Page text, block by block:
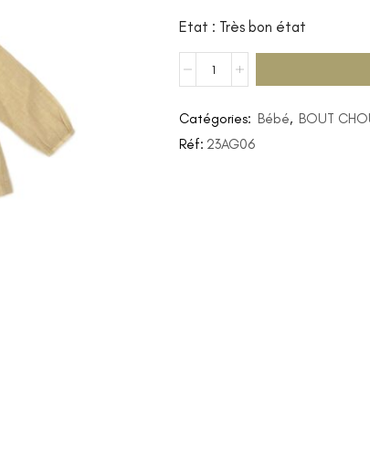
Etat : Très bon état
Catégories: Bébé, BOUT
Réf: 23AG06